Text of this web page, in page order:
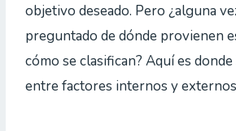
objetivo deseado. Pero ¿alguna
preguntado de dónde provienen
cómo se clasifican? Aquí es
entre factores internos y